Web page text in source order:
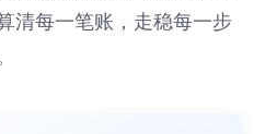
清每一笔账，走稳每一步